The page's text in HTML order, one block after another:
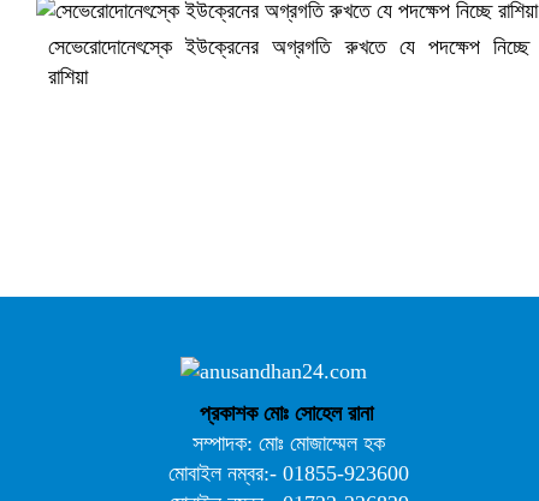
সেভেরোদোনেৎস্কে ইউক্রেনের অগ্রগতি রুখতে যে পদক্ষেপ নিচ্ছে
রাশিয়া
প্রকাশক মোঃ সোহেল রানা
সম্পাদক: মোঃ মোজাম্মেল হক
মোবাইল নম্বর:- 01855-923600